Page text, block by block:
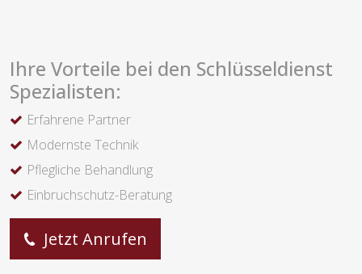
Ihre Vorteile bei den Schlüsseldienst
Spezialisten:
Erfahrene Partner
Modernste Technik
Pflegliche Behandlung
Einbruchschutz-Beratung
Jetzt Anrufen